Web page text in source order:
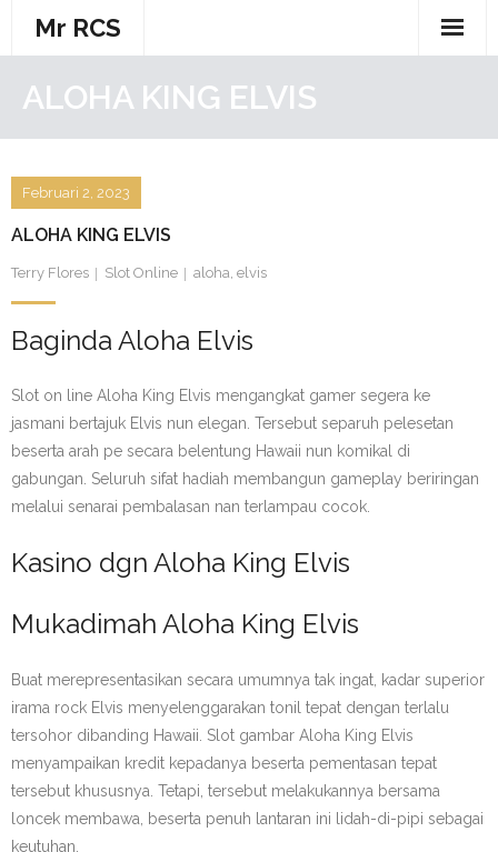
Mr RCS
ALOHA KING ELVIS
ALOHA KING ELVIS
Februari 2, 2023
Terry Flores Slot Online aloha, elvis
Baginda Aloha Elvis
Slot on line Aloha King Elvis mengangkat gamer segera ke
jasmani bertajuk Elvis nun elegan. Tersebut separuh pelesetan
beserta arah pe secara belentung Hawaii nun komikal di
gabungan. Seluruh sifat hadiah membangun gameplay beriringan
melalui senarai pembalasan nan terlampau cocok.
Kasino dgn Aloha King Elvis
Mukadimah Aloha King Elvis
Buat merepresentasikan secara umumnya tak ingat, kadar superior
irama rock Elvis menyelenggarakan tonil tepat dengan terlalu
tersohor dibanding Hawaii. Slot gambar Aloha King Elvis
menyampaikan kredit kepadanya beserta pementasan tepat
tersebut khususnya. Tetapi, tersebut melakukannya bersama
loncek membawa, beserta penuh lantaran ini lidah-di-pipi sebagai
keutuhan.